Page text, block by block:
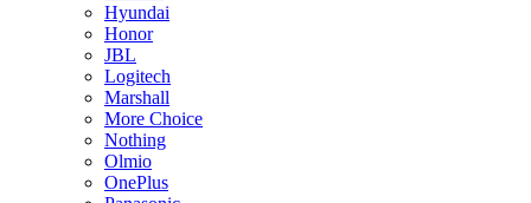
Hyundai
Honor
JBL
Logitech
Marshall
More Choice
Nothing
Olmio
OnePlus